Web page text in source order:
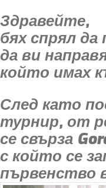
Здравейте,
бях спрял
да ви
който имах
След като
турнир, от
се свърза
с който се
първенство